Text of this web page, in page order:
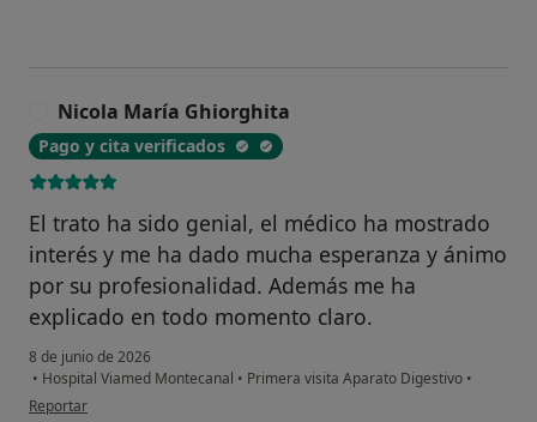
Nicola María Ghiorghita
Pago y cita verificados
El trato ha sido genial, el médico ha mostrado
interés y me ha dado mucha esperanza y ánimo
por su profesionalidad. Además me ha
explicado en todo momento claro.
8 de junio de 2026
• Hospital Viamed Montecanal • Primera visita Aparato Digestivo •
en opinión del usuario Nicola María Ghiorghita
Reportar